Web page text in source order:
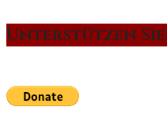
Unterstützen